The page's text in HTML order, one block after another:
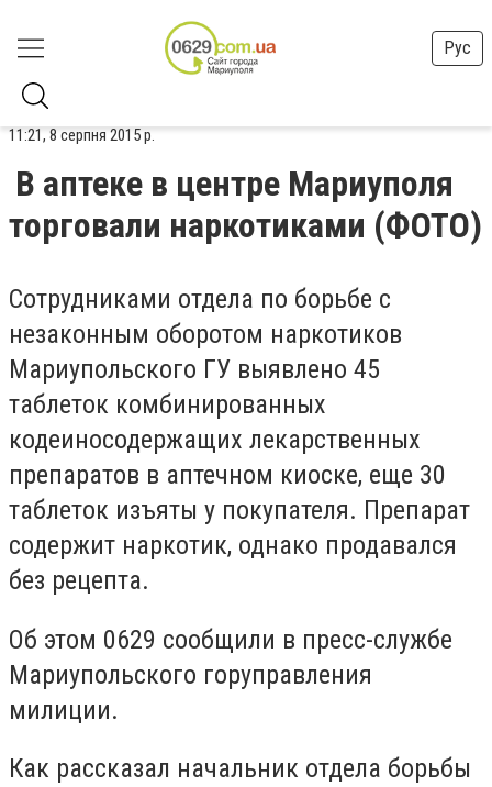
Рус
11:21, 8 серпня 2015 р.
В аптеке в центре Мариуполя
торговали наркотиками (ФОТО)
Сотрудниками отдела по борьбе с
незаконным оборотом наркотиков
Мариупольского ГУ выявлено 45
таблеток комбинированных
кодеиносодержащих лекарственных
препаратов в аптечном киоске, еще 30
таблеток изъяты у покупателя. Препарат
содержит наркотик, однако продавался
без рецепта.
Об этом 0629 сообщили в пресс-службе
Мариупольского горуправления
милиции.
Как рассказал начальник отдела борьбы